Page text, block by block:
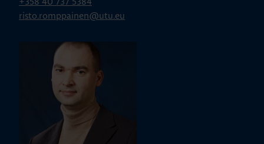
risto.romppainen@utu.eu